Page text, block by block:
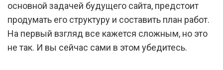
основной задачей будущего сайта, предстоит
продумать его структуру и составить план работ.
На первый взгляд все кажется сложным, но это
не так. И вы сейчас сами в этом убедитесь.